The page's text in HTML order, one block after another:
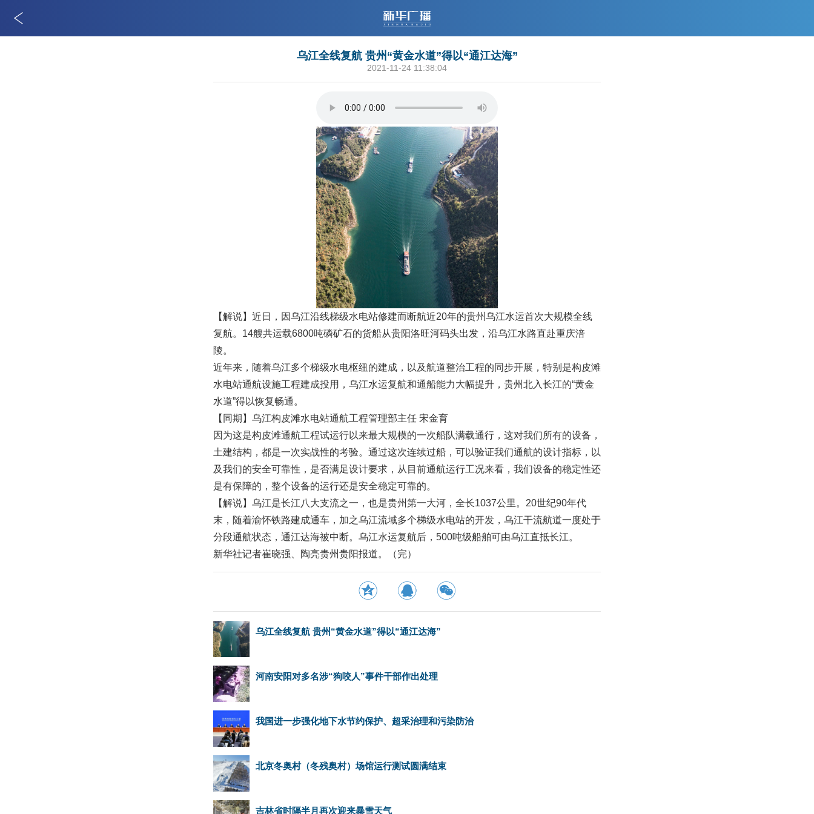
乌江全线复航 贵州“黄金水道”得以“通江达海”
2021-11-24 11:38:04
【解说】近日，因乌江沿线梯级水电站修建而断航近20年的贵州乌江水运首次大规模全线
复航。14艘共运载6800吨磷矿石的货船从贵阳洛旺河码头出发，沿乌江水路直赴重庆涪
陵。
近年来，随着乌江多个梯级水电枢纽的建成，以及航道整治工程的同步开展，特别是构皮滩
水电站通航设施工程建成投用，乌江水运复航和通船能力大幅提升，贵州北入长江的“黄金
水道”得以恢复畅通。
【同期】乌江构皮滩水电站通航工程管理部主任 宋金育
因为这是构皮滩通航工程试运行以来最大规模的一次船队满载通行，这对我们所有的设备，
土建结构，都是一次实战性的考验。通过这次连续过船，可以验证我们通航的设计指标，以
及我们的安全可靠性，是否满足设计要求，从目前通航运行工况来看，我们设备的稳定性还
是有保障的，整个设备的运行还是安全稳定可靠的。
【解说】乌江是长江八大支流之一，也是贵州第一大河，全长1037公里。20世纪90年代
末，随着渝怀铁路建成通车，加之乌江流域多个梯级水电站的开发，乌江干流航道一度处于
分段通航状态，通江达海被中断。乌江水运复航后，500吨级船舶可由乌江直抵长江。
新华社记者崔晓强、陶亮贵州贵阳报道。（完）
乌江全线复航 贵州“黄金水道”得以“通江达海”
河南安阳对多名涉“狗咬人”事件干部作出处理
我国进一步强化地下水节约保护、超采治理和污染防治
北京冬奥村（冬残奥村）场馆运行测试圆满结束
吉林省时隔半月再次迎来暴雪天气